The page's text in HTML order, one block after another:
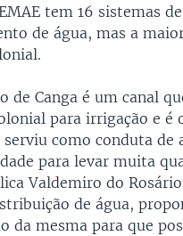
tem 16 sistemas
de água, mas a
de Canga é um canal
para irrigação e é
como conduta de
para levar muita
Valdemiro do
de água,
da mesma para que